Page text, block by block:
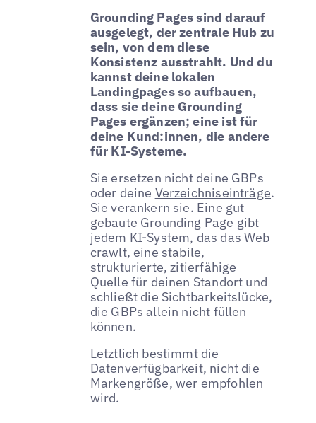
Grounding Pages sind darauf
ausgelegt, der zentrale Hub zu
sein, von dem diese
Konsistenz ausstrahlt. Und du
kannst deine lokalen
Landingpages so aufbauen,
dass sie deine Grounding
Pages ergänzen; eine ist für
deine Kund:innen, die andere
für KI-Systeme.
Sie ersetzen nicht deine GBPs
oder deine Verzeichniseinträge.
Sie verankern sie. Eine gut
gebaute Grounding Page gibt
jedem KI-System, das das Web
crawlt, eine stabile,
strukturierte, zitierfähige
Quelle für deinen Standort und
schließt die Sichtbarkeitslücke,
die GBPs allein nicht füllen
können.
Letztlich bestimmt die
Datenverfügbarkeit, nicht die
Markengröße, wer empfohlen
wird.